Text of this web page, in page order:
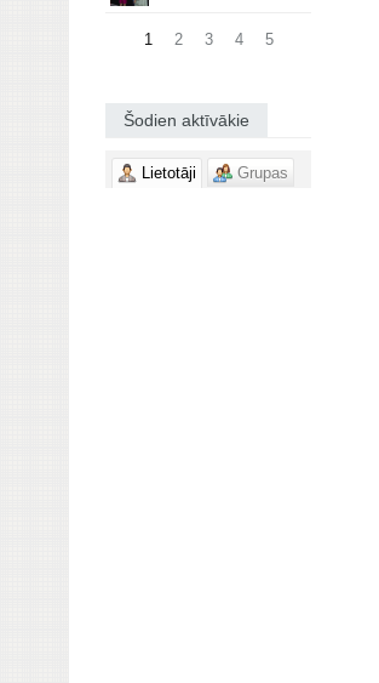
1 2 3 4 5
Šodien aktīvākie
Lietotāji Grupas